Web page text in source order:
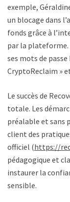
exemple,
un blocage dans
fonds grâce à
par la plateforme.
ses mots de
CryptoReclaim »
Le succès de
totale. Les
préalable et sans
client des
officiel (https://
pédagogique et
instaurer la
sensible.